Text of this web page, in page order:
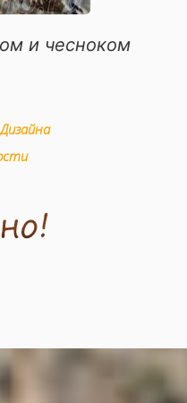
и чесноком